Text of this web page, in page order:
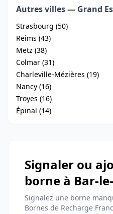
Autres villes — Grand
Strasbourg (50)
Reims (43)
Metz (38)
Colmar (31)
Charleville-Mézières (19)
Nancy (16)
Troyes (16)
Épinal (14)
Signaler ou
borne à Bar-
Signalez une borne
Bornes de Recharge